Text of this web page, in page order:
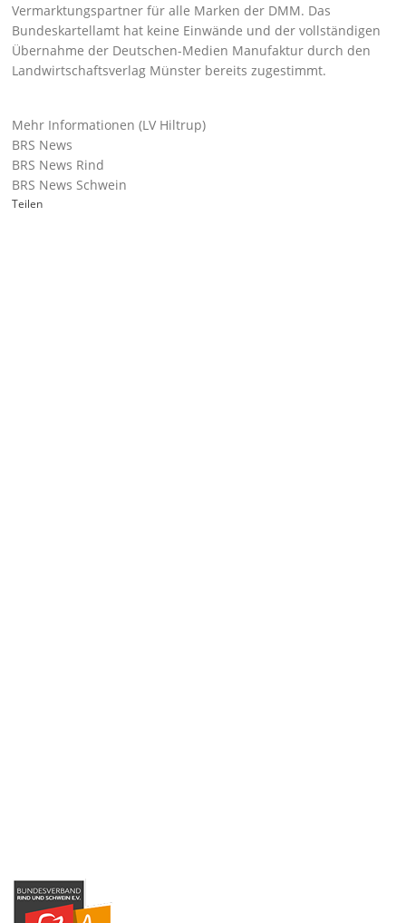
Vermarktungspartner für alle Marken der DMM. Das
Bundeskartellamt hat keine Einwände und der vollständigen
Übernahme der Deutschen-Medien Manufaktur durch den
Landwirtschaftsverlag Münster bereits zugestimmt.
Mehr Informationen (LV Hiltrup)
BRS News
BRS News Rind
BRS News Schwein
Teilen